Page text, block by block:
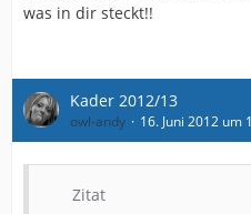
was in dir steckt!!
Kader 2012/13
owl-andy 16. Juni 2012 um
Zitat